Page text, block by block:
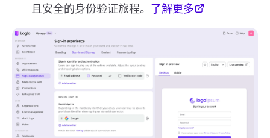
且安全的身份验证旅程。 了解更多